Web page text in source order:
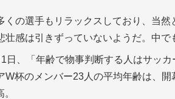
くの選手もリラックスしており、当
感は引きずっていないようだ。中で
日、「年齢で物事判断する人はサッ
W杯のメンバー23人の平均年齢は、